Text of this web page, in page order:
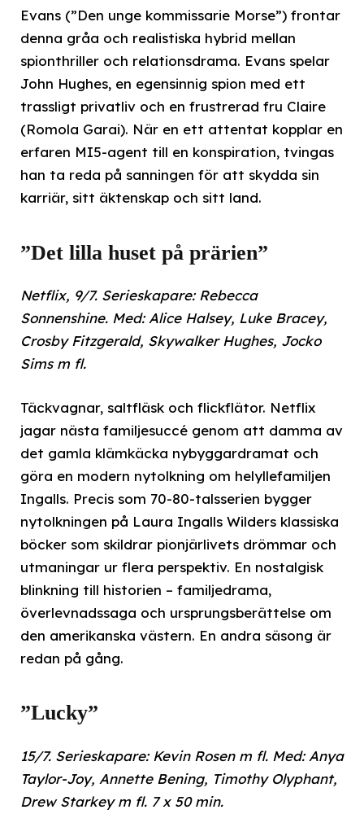
Evans (”Den unge kommissarie Morse”) frontar
denna gråa och realistiska hybrid mellan
spionthriller och relationsdrama. Evans spelar
John Hughes, en egensinnig spion med ett
trassligt privatliv och en frustrerad fru Claire
(Romola Garai). När en ett attentat kopplar en
erfaren MI5-agent till en konspiration, tvingas
han ta reda på sanningen för att skydda sin
karriär, sitt äktenskap och sitt land.
”Det lilla huset på prärien”
Netflix, 9/7. Serieskapare: Rebecca
Sonnenshine. Med: Alice Halsey, Luke Bracey,
Crosby Fitzgerald, Skywalker Hughes, Jocko
Sims m fl.
Täckvagnar, saltfläsk och flickflätor. Netflix
jagar nästa familjesuccé genom att damma av
det gamla klämkäcka nybyggardramat och
göra en modern nytolkning om helyllefamiljen
Ingalls. Precis som 70-80-talsserien bygger
nytolkningen på Laura Ingalls Wilders klassiska
böcker som skildrar pionjärlivets drömmar och
utmaningar ur flera perspektiv. En nostalgisk
blinkning till historien – familjedrama,
överlevnadssaga och ursprungsberättelse om
den amerikanska västern. En andra säsong är
redan på gång.
”Lucky”
15/7. Serieskapare: Kevin Rosen m fl. Med: Anya
Taylor-Joy, Annette Bening, Timothy Olyphant,
Drew Starkey m fl. 7 x 50 min.